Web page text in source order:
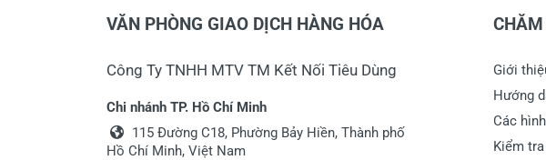
VĂN PHÒNG GIAO DỊCH HÀNG HÓA
Công Ty TNHH MTV TM Kết Nối Tiêu Dùng
Chi nhánh TP. Hồ Chí Minh
115 Đường C18, Phường Bảy Hiền, Thành phố
Hồ Chí Minh, Việt Nam
CHĂM
Giới
Hướng
Các
Kiểm